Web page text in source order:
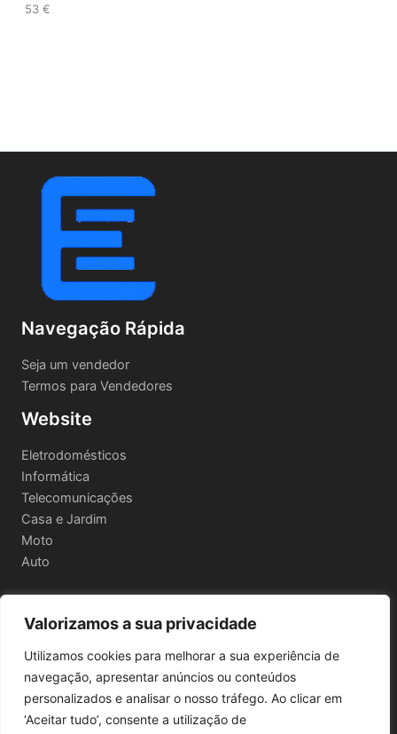
Valorizamos a sua privacidade
Utilizamos cookies para melhorar a sua experiência de
navegação, apresentar anúncios ou conteúdos
personalizados e analisar o nosso tráfego. Ao clicar em
‘Aceitar tudo’, consente a utilização de
53 €
Navegação Rápida
Seja um vendedor
Termos para Vendedores
Website
Eletrodomésticos
Informática
Telecomunicações
Casa e Jardim
Moto
Auto
Informações Legais
Política de privacidade
Termos e Condições
Política de Envio e Devoluções